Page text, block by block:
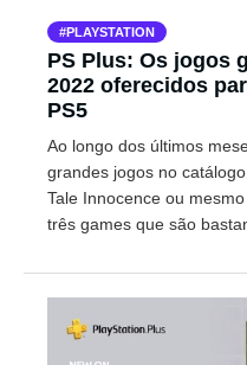
PLAYSTATION
PS Plus: Os jogos
2022 oferecidos
PS5
Ao longo dos últimos
grandes jogos no
Tale Innocence ou
três games que são